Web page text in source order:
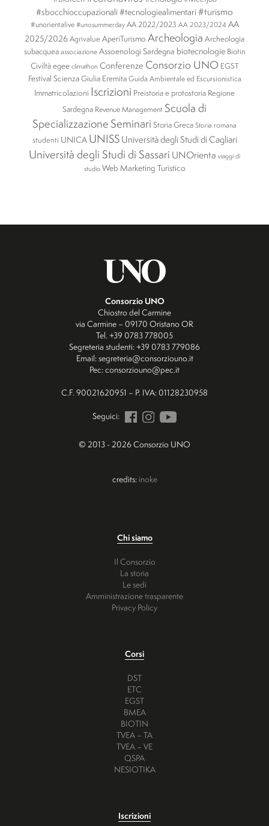
#sbocchioccupazionali #tecnologiealimentari #turismo
#unorientalive #unosummerday AA 2022/2023 AA 2023/2024 AA
2025/2026Agrivalue AperiTurismo Archeologia Archeologia
subacquea associazione Assoenologi Sardegna biotecnologie Biotin
Civiltà egee climathon Conferenze Consorzio UNO EGST
Festival ScienzaGiulia Eremita Guida Ambientale ed Escursionistica
Immatricolazioni Iscrizioni Preistoria e protostoria Regione
Sardegna Revenue ManagementScuola di
SpecializzazioneSeminari Storia GrecaStoria romana
studenti UNICA UNISS Università degli Studi di Cagliari
Università degli Studi di Sassari UNOrienta viaggi di
studio Web Marketing Turistico
Consorzio UNO
Chiostro del Carmine
via Carmine – 09170 Oristano OR
Tel. +39 0783 778005
Segreteria studenti: +39 0783 779086
Email: segreteria@consorziouno.it
Pec: consorziouno@pec.it
C.F. 90021620951 – P. IVA: 01128230958
Seguici:
© 2013 - 2026 Consorzio UNO
credits: inoke
Chi siamo
Il Consorzio
La storia
Le sedi
Amministrazione trasparente
Privacy Policy
Corsi
DST
ETC
EGST
BMEA
BIOTIN
TVEA – TA
TVEA – VE
QSPA
NESIOTIKA
Iscrizioni